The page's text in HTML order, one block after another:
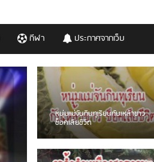
กีฬา ประกาศจากเว็บ
ชาวเน็ตฮา! รถเครื่องแม่สายชน
ป้ายร้านโลงศพแล้วหนี พบเสาหัก
เบรคหัก หวิดได้ใช้บริการ